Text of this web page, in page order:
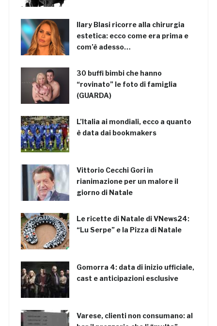
Ilary Blasi ricorre alla chirurgia
estetica: ecco come era prima e
com’è adesso…
30 buffi bimbi che hanno
“rovinato” le foto di famiglia
(GUARDA)
L’Italia ai mondiali, ecco a quanto
è data dai bookmakers
Vittorio Cecchi Gori in
rianimazione per un malore il
giorno di Natale
Le ricette di Natale di VNews24:
“Lu Serpe” e la Pizza di Natale
Gomorra 4: data di inizio ufficiale,
cast e anticipazioni esclusive
Varese, clienti non consumano: al